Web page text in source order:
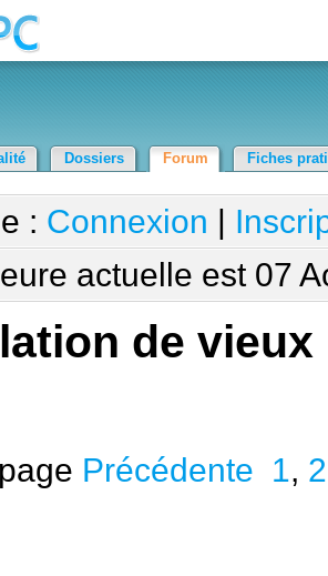
Dossiers Forum Fiches
: Connexion |
actuelle est 07
de vieux
Précédente 1, 2